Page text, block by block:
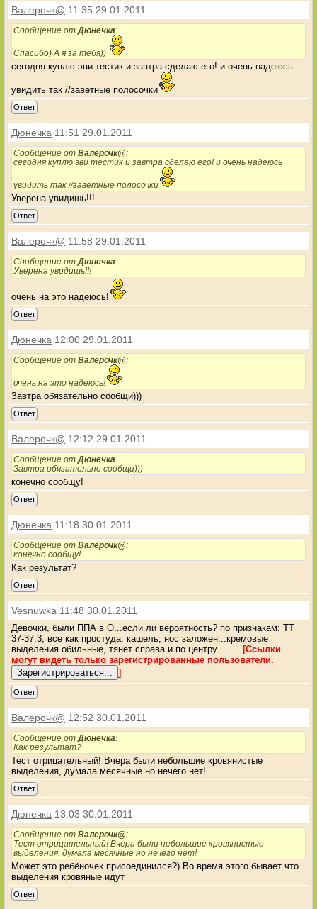
Валерочк@ 11:35 29.01.2011
Сообщение от Дюнечка:
Спасибо) А я за тебя))
сегодня куплю эви тестик и завтра сделаю его! и очень надеюсь
увидить так //заветные полосочки
Ответ
Дюнечка 11:51 29.01.2011
Сообщение отВалерочк@:
сегодня куплю эви тестик и завтра сделаю его! и очень надеюсь
увидить так //заветные полосочки
Уверена увидишь!!!
Ответ
Валерочк@ 11:58 29.01.2011
Сообщение от Дюнечка:
Уверена увидишь!!!
очень на это надеюсь!
Ответ
Дюнечка 12:00 29.01.2011
Сообщение отВалерочк@:
очень на это надеюсь!
Завтра обязательно сообщи)))
Ответ
Валерочк@ 12:12 29.01.2011
Сообщение от Дюнечка:
Завтра обязательно сообщи)))
конечно сообщу!
Ответ
Дюнечка 11:18 30.01.2011
Сообщение отВалерочк@:
конечно сообщу!
Как результат?
Ответ
Vesnuwka 11:48 30.01.2011
Девочки, были ППА в О...если ли вероятность? по признакам: ТТ
37-37.3, все как простуда, кашель, нос заложен...кремовые
выделения обильные, тянет справа и по центру ........[Ссылки
могут видеть только зарегистрированные пользователи.
]
Ответ
Валерочк@ 12:52 30.01.2011
Сообщение от Дюнечка:
Как результат?
Тест отрицательный! Вчера были небольшие кровянистые
выделения, думала месячные но нечего нет!
Ответ
Дюнечка 13:03 30.01.2011
Сообщение отВалерочк@:
Тест отрицательный! Вчера были небольшие кровянистые
выделения, думала месячные но нечего нет!
Может это ребёночек присоединился?) Во время этого бывает что
выделения кровяные идут
Ответ